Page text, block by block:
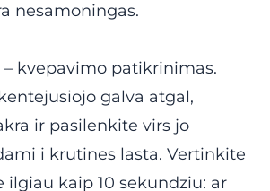
nesamoningas.
– kvepavimo patikrinimas.
galva atgal,
ir pasilenkite virs jo
i krutines lasta. Vertinkite
ilgiau kaip 10 sekundziu: ar